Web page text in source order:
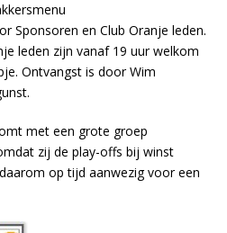
Sponsoren en Club Oranje leden.
leden zijn vanaf 19 uur welkom
Ontvangst is door Wim
met een grote groep
zij de play-offs bij winst
op tijd aanwezig voor een